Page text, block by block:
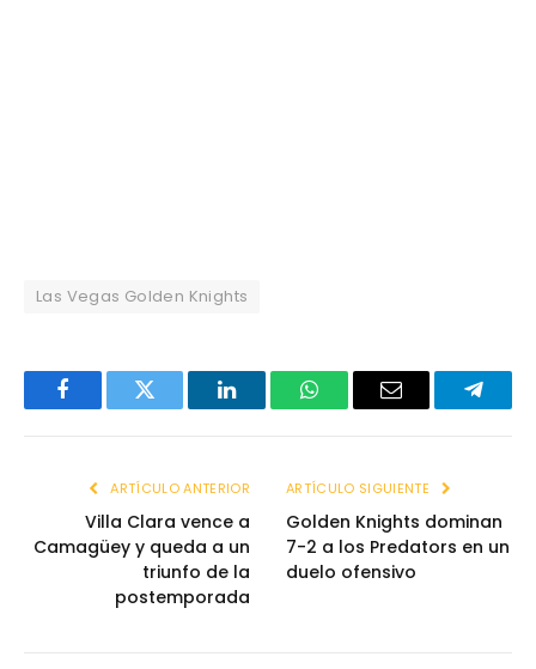
Las Vegas Golden Knights
FacebookTwitter LinkedInWhatsAppEmail
ARTÍCULO ANTERIOR
Villa Clara vence a
Camagüey y queda a un
triunfo de la
postemporada
ARTÍCULO SIGUIENTE
Golden Knights dominan
7-2 a los Predators en un
duelo ofensivo